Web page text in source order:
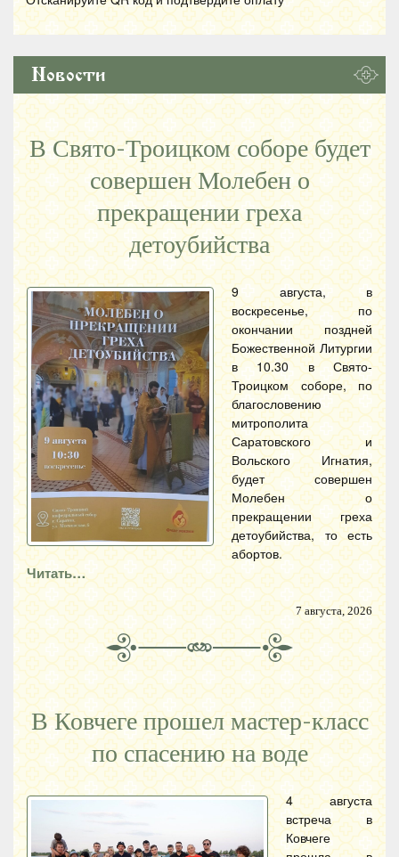
Новости
В Свято-Троицком соборе будет
совершен Молебен о
прекращении греха
детоубийства
9 августа, в
воскресенье, по
окончании поздней
Божественной Литургии
в 10.30 в Свято-
Троицком соборе, по
благословению
митрополита
Саратовского и
Вольского Игнатия,
будет совершен
Молебен о
прекращении греха
детоубийства, то есть
абортов.
Читать…
7 августа, 2026
В Ковчеге прошел мастер-класс
по спасению на воде
4 августа
встреча в
Ковчеге